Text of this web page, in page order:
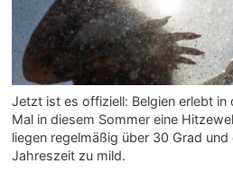
Jetzt ist es offiziell: Belgien erlebt in
Mal in diesem Sommer eine
liegen regelmäßig über 30 Grad
Jahreszeit zu mild.